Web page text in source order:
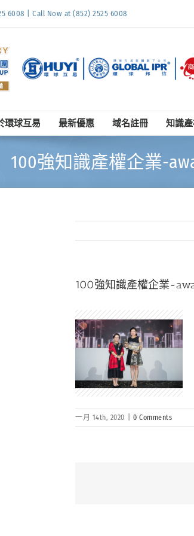
6008 | Call Now at (852) 2525 6008
環球互易 最新優惠 域名註冊 知識
100強知識產權企業-
100強知識產權企業-
一月 14th, 2020 0 Comments